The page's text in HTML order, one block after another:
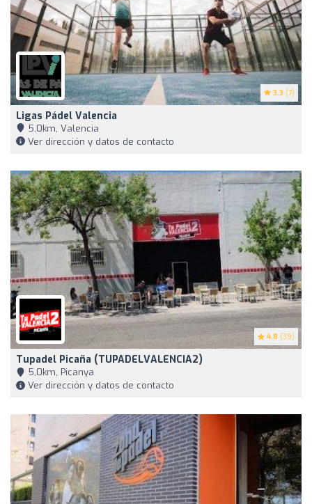
3.3 (7)
Ligas Pádel Valencia
5,0km, Valencia
Ver dirección y datos de contacto
4.8 (39)
Tupadel Picaña (TUPADELVALENCIA2)
5,0km, Picanya
Ver dirección y datos de contacto